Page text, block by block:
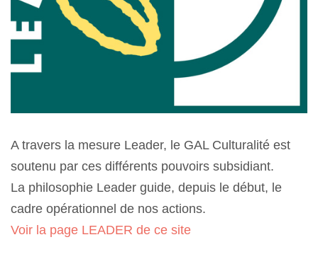
A travers la mesure Leader, le GAL Culturalité est
soutenu par ces différents pouvoirs subsidiant.
La philosophie Leader guide, depuis le début, le
cadre opérationnel de nos actions.
Voir la page LEADER de ce site